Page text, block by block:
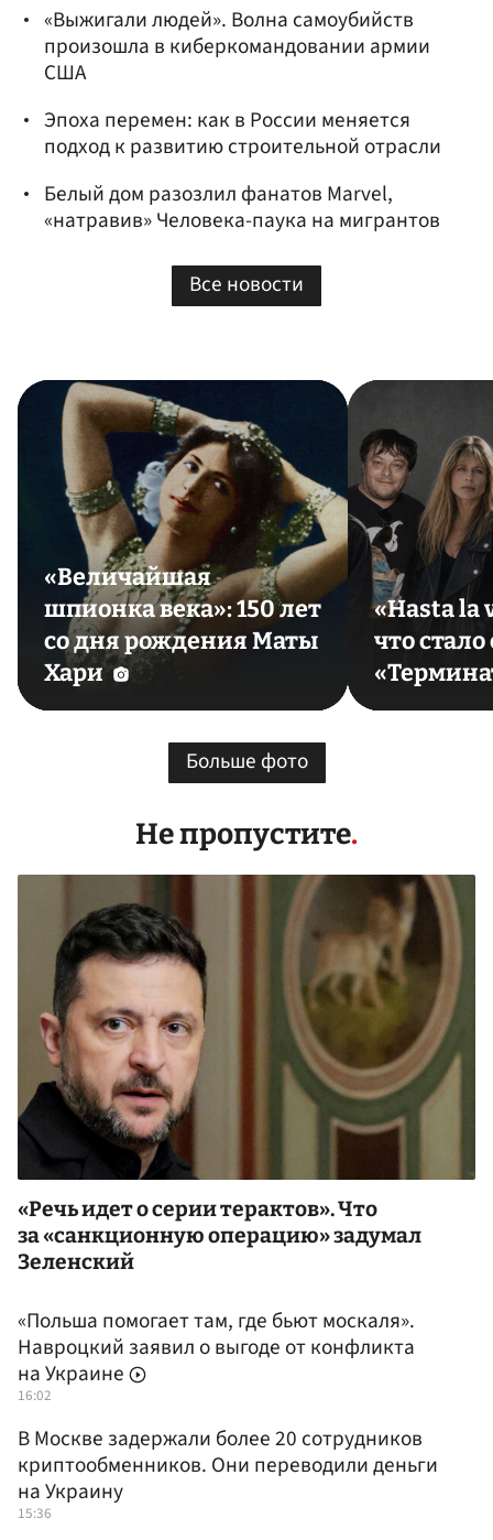
«Выжигали людей». Волна самоубийств
произошла в киберкомандовании армии
США
Эпоха перемен: как в России меняется
подход к развитию строительной отрасли
Белый дом разозлил фанатов Marvel,
«натравив» Человека-паука на мигрантов
Все новости
«Величайшая
шпионка века»: 150 лет
со дня рождения Маты
Хари
«Hasta la
что
Больше фото
Не пропустите
«Речь идет о серии терактов». Что
за «санкционную операцию» задумал
Зеленский
«Польша помогает там, где бьют москаля».
Навроцкий заявил о выгоде от конфликта
на Украине
16:02
В Москве задержали более 20 сотрудников
криптообменников. Они переводили деньги
на Украину
15:36